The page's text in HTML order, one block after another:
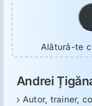
Alătură-te
Andrei
Autor, trainer,